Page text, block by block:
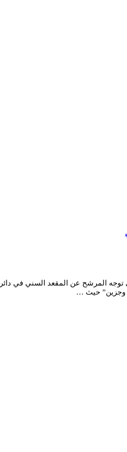
المرشح عن المقعد السني في
وجزين” حيث …